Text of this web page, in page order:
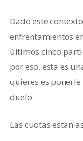
Dado este
enfrentamientos
últimos cinco
por eso, esta es
quieres es
duelo.
Las cuotas están